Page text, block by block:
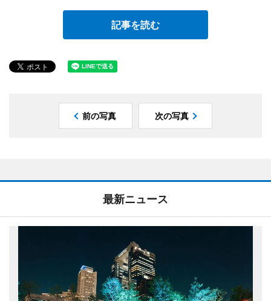
記事を読む
前の写真 次の写真
最新ニュース